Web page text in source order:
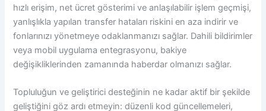
hızlı erişim, net ücret gösterimi ve anlaşılabilir işlem geçmişi,
yanlışlıkla yapılan transfer hataları riskini en aza indirir ve
fonlarınızı yönetmeye odaklanmanızı sağlar. Dahili bildirimler
veya mobil uygulama entegrasyonu, bakiye
değişikliklerinden zamanında haberdar olmanızı sağlar.
Topluluğun ve geliştirici desteğinin ne kadar aktif bir şekilde
geliştiğini göz ardı etmeyin: düzenli kod güncellemeleri,